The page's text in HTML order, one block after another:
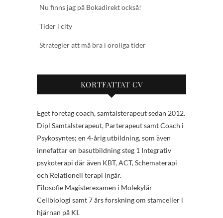
Nu finns jag på Bokadirekt också!
Tider i city
Strategier att må bra i oroliga tider
KORTFATTAT CV
Eget företag coach, samtalsterapeut sedan 2012.
Dipl Samtalsterapeut, Parterapeut samt Coach i
Psykosyntes; en 4-årig utbildning, som även
innefattar en basutbildning steg 1 Integrativ
psykoterapi där även KBT, ACT, Schematerapi
och Relationell terapi ingår.
Filosofie Magisterexamen i Molekylär
Cellbiologi samt 7 års forskning om stamceller i
hjärnan på KI.